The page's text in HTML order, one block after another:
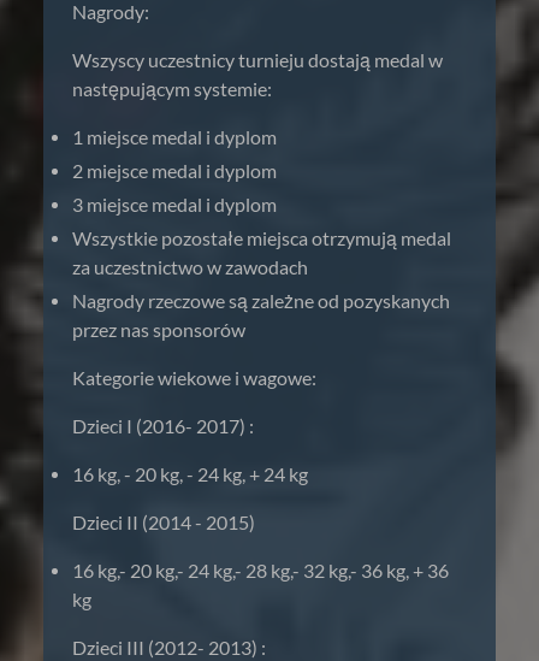
Nagrody:
Wszyscy uczestnicy turnieju dostają medal w
następującym systemie:
1 miejsce medal i dyplom
2 miejsce medal i dyplom
3 miejsce medal i dyplom
Wszystkie pozostałe miejsca otrzymują medal
za uczestnictwo w zawodach
Nagrody rzeczowe są zależne od pozyskanych
przez nas sponsorów
Kategorie wiekowe i wagowe:
Dzieci I (2016- 2017) :
16 kg, - 20 kg, - 24 kg, + 24 kg
Dzieci II (2014 - 2015)
16 kg,- 20 kg,- 24 kg,- 28 kg,- 32 kg,- 36 kg, + 36
kg
Dzieci III (2012- 2013) :